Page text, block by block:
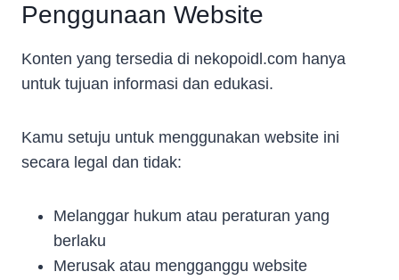
Penggunaan Website
Konten yang tersedia di nekopoidl.com hanya
untuk tujuan informasi dan edukasi.
Kamu setuju untuk menggunakan website ini
secara legal dan tidak:
Melanggar hukum atau peraturan yang
berlaku
Merusak atau mengganggu website